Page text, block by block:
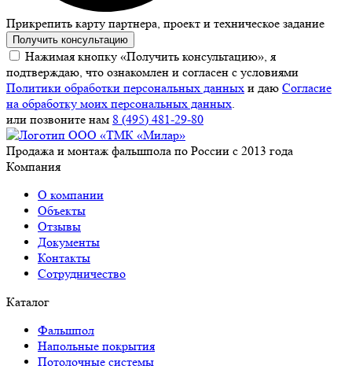
Прикрепить карту партнера, проект и техническое задание
Получить консультацию
Нажимая кнопку «Получить консультацию», я
подтверждаю, что ознакомлен и согласен с условиями
Политики обработки персональных данных и даю Согласие
на обработку моих персональных данных
или позвоните нам 8 (495) 481-29-80
Продажа и монтаж фальшпола по России с 2013 года
Компания
О компании
Объекты
Отзывы
Документы
Контакты
Сотрудничество
Каталог
Фальшпол
Напольные покрытия
Потолочные системы